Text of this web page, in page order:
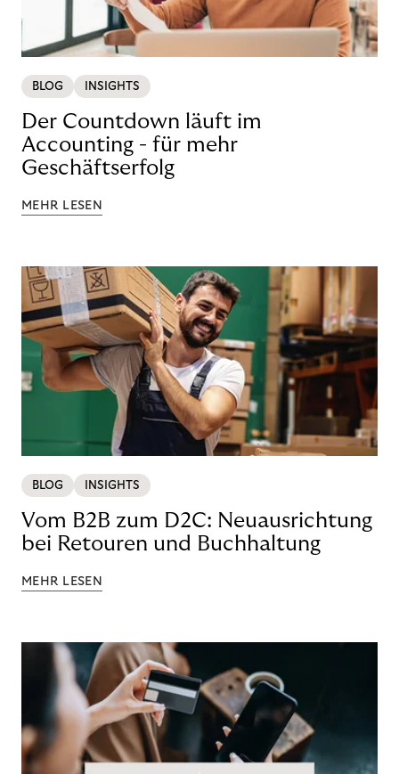
BLOG INSIGHTS
Der Countdown läuft im
Accounting - für mehr
Geschäftserfolg
MEHR LESEN
BLOG INSIGHTS
Vom B2B zum D2C: Neuausrichtung
bei Retouren und Buchhaltung
MEHR LESEN